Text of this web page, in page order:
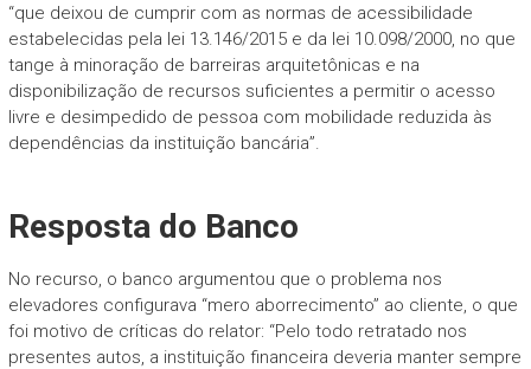
“que deixou de cumprir com as normas de acessibilidade
estabelecidas pela lei 13.146/2015 e da lei 10.098/2000, no que
tange à minoração de barreiras arquitetônicas e na
disponibilização de recursos suficientes a permitir o acesso
livre e desimpedido de pessoa com mobilidade reduzida às
dependências da instituição bancária”.
Resposta do Banco
No recurso, o banco argumentou que o problema nos
elevadores configurava “mero aborrecimento” ao cliente, o que
foi motivo de críticas do relator: “Pelo todo retratado nos
presentes autos, a instituição financeira deveria manter sempre